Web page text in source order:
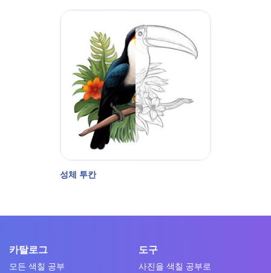
성체 투칸
카탈로그
모든 색칠 공부
도구
사진을 색칠 공부로